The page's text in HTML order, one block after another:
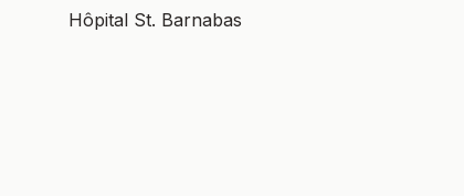
Hôpital St. Barnabas